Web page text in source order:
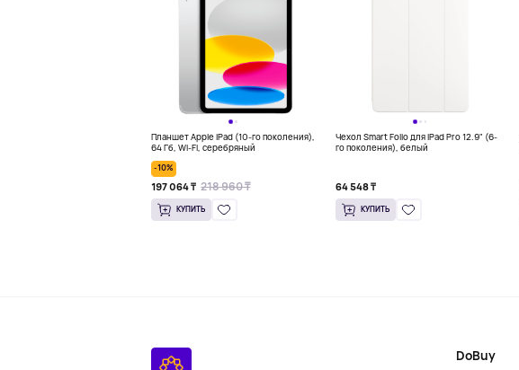
Планшет Apple iPad (10-го поколения),
64 Гб, Wi-Fi, серебряный
-10%
197 064 ₸ 218 960 ₸
КУПИТЬ
Чехол Smart Folio для iPad Pro 12.9" (6-
го поколения), белый
64 548 ₸
КУПИТЬ
DoBuy